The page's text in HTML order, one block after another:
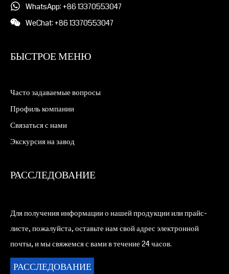
WhatsApp: +86 13370553047
WeChat: +86 13370553047
БЫСТРОЕ МЕНЮ
Часто задаваемые вопросы
Профиль компании
Связаться с нами
Экскурсия на завод
РАССЛЕДОВАНИЕ
Для получения информации о нашей продукции или прайс-
листе, пожалуйста, оставьте нам свой адрес электронной
почты, и мы свяжемся с вами в течение 24 часов.
РАССЛЕДОВАНИЕ